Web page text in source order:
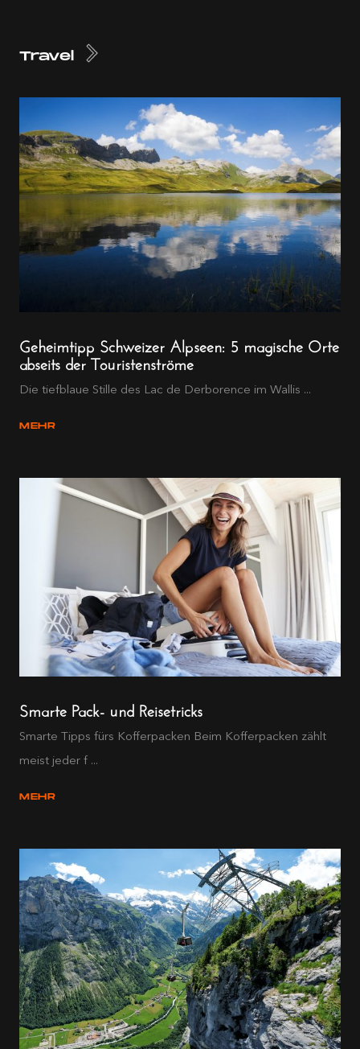
Travel
Geheimtipp Schweizer Alpseen: 5 magische Orte
abseits der Touristenströme
Die tiefblaue Stille des Lac de Derborence im Wallis ...
MEHR
Smarte Pack- und Reisetricks
Smarte Tipps fürs Kofferpacken Beim Kofferpacken zählt
meist jeder f ...
MEHR